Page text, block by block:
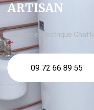
ARTISAN
chaudière électrique
09 72 66 89 55